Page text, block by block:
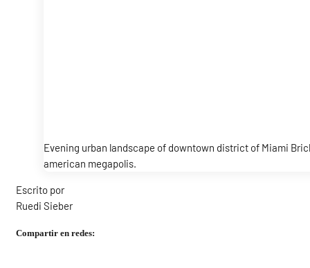
Evening urban landscape of downtown district of Miami
american megapolis.
Escrito por
Ruedi Sieber
Compartir en redes: